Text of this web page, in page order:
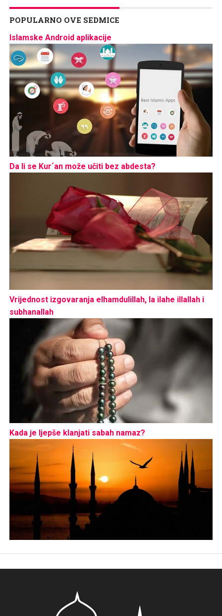
POPULARNO OVE SEDMICE
Islamske Android aplikacije
Da li se Kur´an može učiti bez abdesta?
Vrijednost izgovaranja elhamdulillah, la ilahe illallah i
subhanallah
Kada je ljepše klanjati sabah namaz?